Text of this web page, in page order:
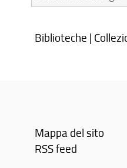
nel
Biblioteche |
Mappa del sito
RSS feed